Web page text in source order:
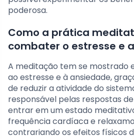
poderosa.
Como a prática
combater o estresse e
A meditação tem se mostrado
ao estresse e à ansiedade,
de reduzir a atividade do
responsável pelas respostas de
entrar em um estado
frequência cardíaca e
contrariando os efeitos físicos